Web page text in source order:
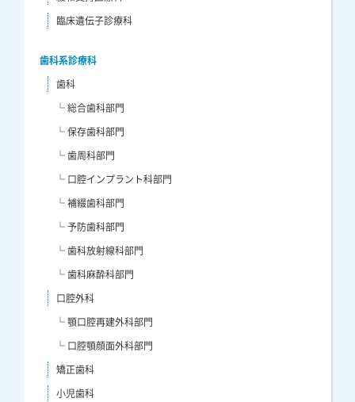
臨床遺伝子診療科
歯科系診療科
歯科
└ 総合歯科部門
└ 保存歯科部門
└ 歯周科部門
└ 口腔インプラント科部門
└ 補綴歯科部門
└ 予防歯科部門
└ 歯科放射線科部門
└ 歯科麻酔科部門
口腔外科
└ 顎口腔再建外科部門
└ 口腔顎顔面外科部門
矯正歯科
小児歯科